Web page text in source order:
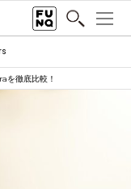
を徹底比較！